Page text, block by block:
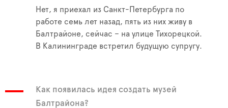
Нет, я приехал из Санкт-Петербурга по
работе семь лет назад, пять из них живу в
Балтрайоне, сейчас – на улице Тихорецкой.
В Калининграде встретил будущую супругу.
Как появилась идея создать музей
Балтрайона?